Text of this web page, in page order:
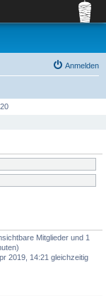
Anmelden
Mitglieder und 1
2019, 14:21 gleichzeitig